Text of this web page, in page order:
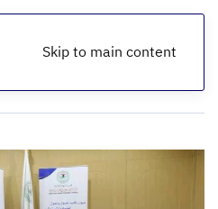
Skip to main content
الرئيسية